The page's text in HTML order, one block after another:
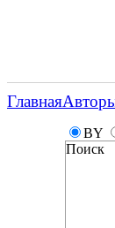
BY
Главная
Поиск